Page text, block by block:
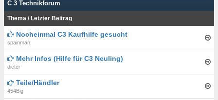
C 3 Technikforum
Thema / Letzter Beitrag
Nocheinmal C3 Kaufhilfe gesucht
spainman
Mehr Infos (Hilfe für C3 Neuling)
dieter
Teile/Händler
454Big